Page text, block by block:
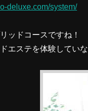
deluxe.com/system/
ッドコースですね！
エステを体験してい